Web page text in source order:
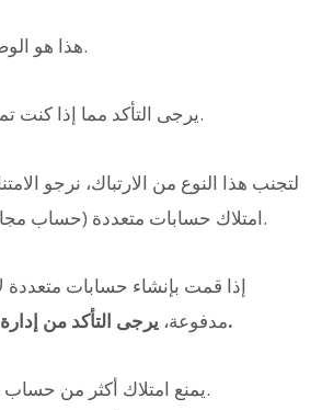
هذا هو الوضع في معظم الأحيان.
يرجى التأكد مما إذا كنت تمتلك حسابات متعددة.
امتلاك حسابات متعددة (حساب مجاني + حساب مدفوع).
إذا قمت بإنشاء حسابات متعددة
مدفوعة،يرجى التأكد من إدارة حساباتك بشكل جيد.
※ يمنع امتلاك أكثر من حساب مجاني واحد.